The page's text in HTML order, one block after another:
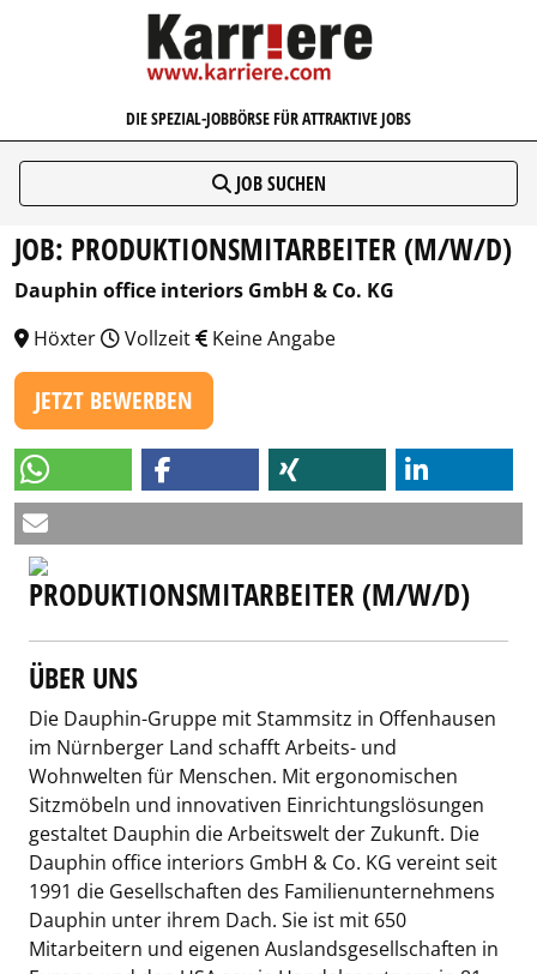
KARRIERE.COM
DIE SPEZIAL-JOBBÖRSE FÜR ATTRAKTIVE JOBS
JOB SUCHEN
JOB: PRODUKTIONSMITARBEITER (M/W/D)
Dauphin office interiors GmbH & Co. KG
Höxter
Vollzeit Keine Angabe
JETZT BEWERBEN
PRODUKTIONSMITARBEITER (M/W/D)
ÜBER UNS
Die Dauphin-Gruppe mit Stammsitz in Offenhausen
im Nürnberger Land schafft Arbeits- und
Wohnwelten für Menschen. Mit ergonomischen
Sitzmöbeln und innovativen Einrichtungslösungen
gestaltet Dauphin die Arbeitswelt der Zukunft. Die
Dauphin office interiors GmbH & Co. KG vereint seit
1991 die Gesellschaften des Familienunternehmens
Dauphin unter ihrem Dach. Sie ist mit 650
Mitarbeitern und eigenen Auslandsgesellschaften in